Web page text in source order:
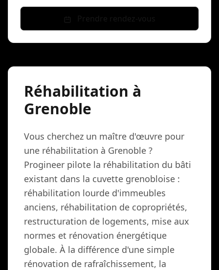
Réhabilitation à
Grenoble
Vous cherchez un maître d'œuvre pour
une réhabilitation à Grenoble ?
Progineer pilote la réhabilitation du bâti
existant dans la cuvette grenobloise :
réhabilitation lourde d'immeubles
anciens, réhabilitation de copropriétés,
restructuration de logements, mise aux
normes et rénovation énergétique
globale. À la différence d'une simple
rénovation de rafraîchissement, la